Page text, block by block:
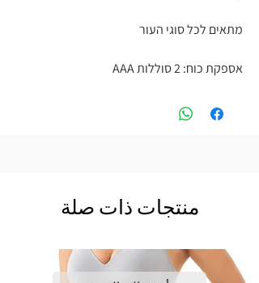
מתאים לכל סוגי העור
אספקת כוח: 2 סוללות AAA
منتجات ذات صلة